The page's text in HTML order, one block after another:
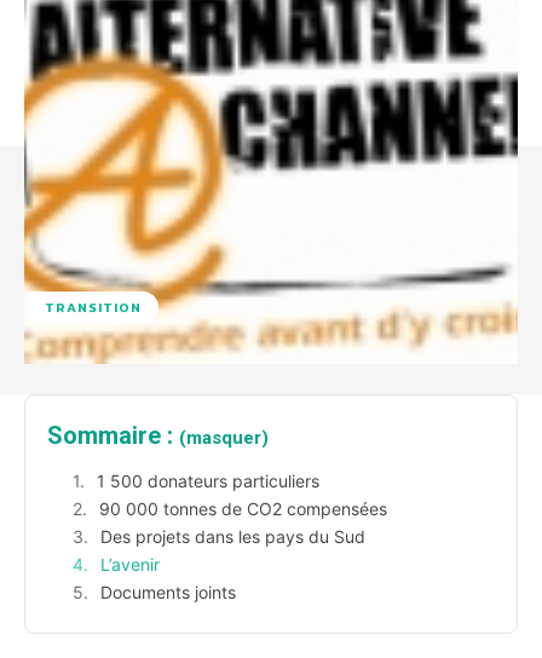
TRANSITION
Sommaire : (masquer)
1 500 donateurs particuliers
90 000 tonnes de CO2 compensées
Des projets dans les pays du Sud
L’avenir
Documents joints